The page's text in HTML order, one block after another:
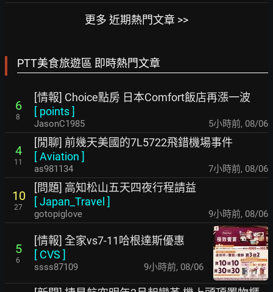
更多 近期熱門文章 >>
PTT美食旅遊區 即時熱門文章
6
8
[情報] Choice點房 日本Comfort飯店再漲一波
[ points]
JasonC1985 5小時前, 08/06
4
11
[閒聊] 前幾天美國的7L5722飛錯機場事件
[Aviation ]
as981134 7小時前, 08/06
10
27
[問題] 高知松山五天四夜行程請益
[Japan_Travel ]
gotopiglove 9小時前, 08/06
5
6
[情報] 全家vs7-11哈根達斯優惠
[ CVS ]
ssss87109 9小時前, 08/06